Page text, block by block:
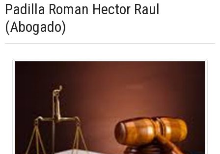
Padilla Roman Hector Raul
(Abogado)